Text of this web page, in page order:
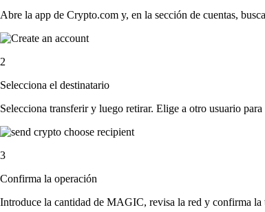
Abre la app de Crypto.com y, en la sección de cuentas,
2
Selecciona el destinatario
Selecciona transferir y luego retirar. Elige a otro usuario
3
Confirma la operación
Introduce la cantidad de MAGIC, revisa la red y confirma